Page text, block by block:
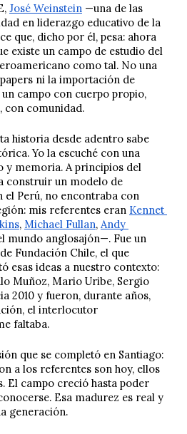
José Weinstein —una de las
en liderazgo educativo de la
que, dicho por él, pesa: ahora
existe un campo de estudio del
como tal. No una
ni la importación de
campo con cuerpo propio,
con comunidad.
historia desde adentro sabe
Yo la escuché con una
y memoria. A principios del
construir un modelo de
Perú, no encontraba con
mis referentes eran Kennet
, Michael Fullan, Andy
mundo anglosajón—. Fue un
Fundación Chile, el que
esas ideas a nuestro contexto:
Muñoz, Mario Uribe, Sergio
2010 y fueron, durante años,
el interlocutor
faltaba.
que se completó en Santiago:
a los referentes son hoy, ellos
El campo creció hasta poder
Esa madurez es real y
generación.